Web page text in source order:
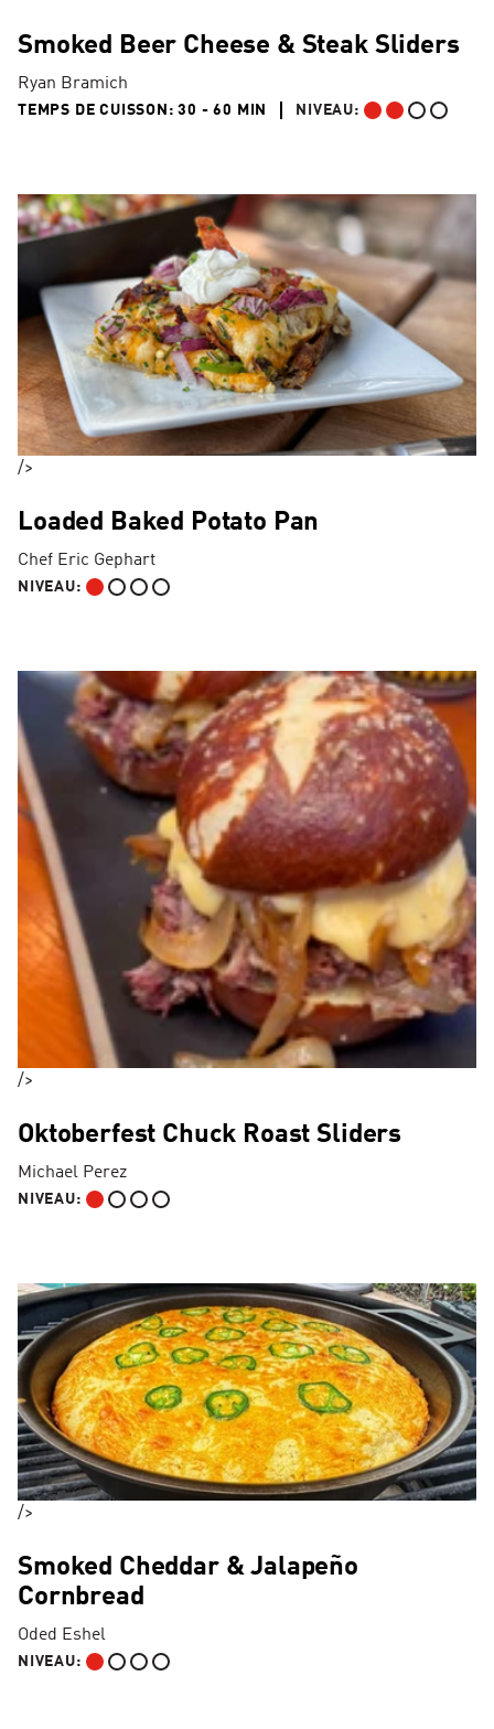
Smoked Beer Cheese & Steak Sliders
Ryan Bramich
TEMPS DE CUISSON:30 - 60 MIN 30 TO 60 MIN"
NIVEAU:
INTERMÉDIAIRE
/>
Loaded Baked Potato Pan
Chef Eric Gephart
NIVEAU:
DÉBUTANT
/>
Oktoberfest Chuck Roast Sliders
Michael Perez
NIVEAU:
DÉBUTANT
/>
Smoked Cheddar & Jalapeño
Cornbread
Oded Eshel
NIVEAU:
DÉBUTANT